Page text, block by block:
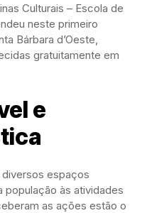
Culturais – Escola de
neste primeiro
Bárbara d’Oeste,
gratuitamente em
e
espaços
população às atividades
as ações estão o